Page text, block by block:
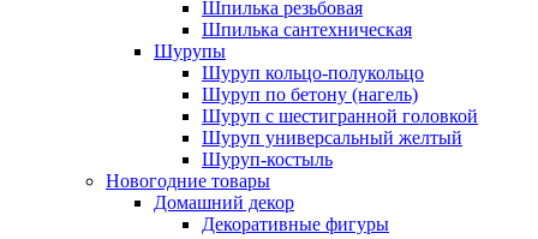
Шпилька резьбовая
Шпилька сантехническая
Шурупы
Шуруп кольцо-полукольцо
Шуруп по бетону (нагель)
Шуруп с шестигранной головкой
Шуруп универсальный желтый
Шуруп-костыль
Новогодние товары
Домашний декор
Декоративные фигуры